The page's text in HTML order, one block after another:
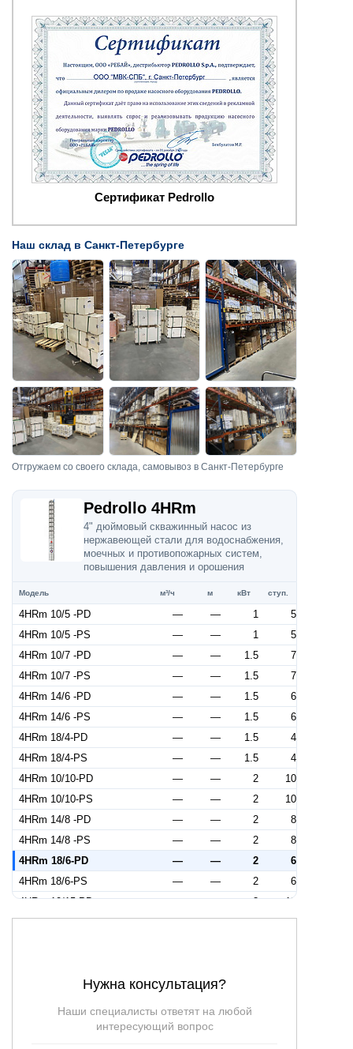
Сертификат Pedrollo
Наш склад в Санкт-Петербурге
Отгружаем со своего склада, самовывоз в Санкт-Петербурге
Pedrollo 4HRm
4" дюймовый скважинный насос из
нержавеющей стали для водоснабжения,
моечных и противопожарных систем,
повышения давления и орошения
Модель м³/ч м кВт ступ.
4HRm 10/5 -PD — — 1
5
4HRm 10/5 -PS
— — 1
5
4HRm 10/7 -PD
— — 1.5
7
4HRm 10/7 -PS
— — 1.5
7
4HRm 14/6 -PD
— — 1.5
6
4HRm 14/6 -PS
— — 1.5
6
4HRm 18/4-PD
— — 1.5
4
4HRm 18/4-PS
— — 1.5
4
4HRm 10/10-PD
— — 2
10
4HRm 10/10-PS
— — 2
10
4HRm 14/8 -PD
— — 2
8
4HRm 14/8 -PS
— — 2
8
4HRm 18/6-PD
— — 2
6
4HRm 18/6-PS
— — 2
6
4HRm 10/15-PD
— — 3
15
4HRm 10/15-PS
— — 3
15
4HRm 18/9-PD
— —
15 57.5
Нужна консультация?
Наши специалисты ответят на любой
интересующий вопрос